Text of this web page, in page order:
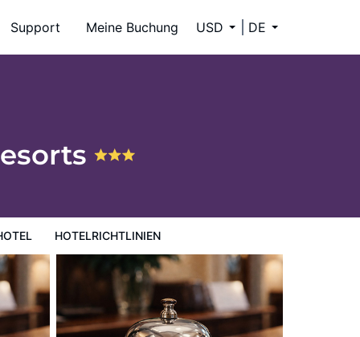
Support Meine Buchung USD DE
HOTELRICHTLINIEN